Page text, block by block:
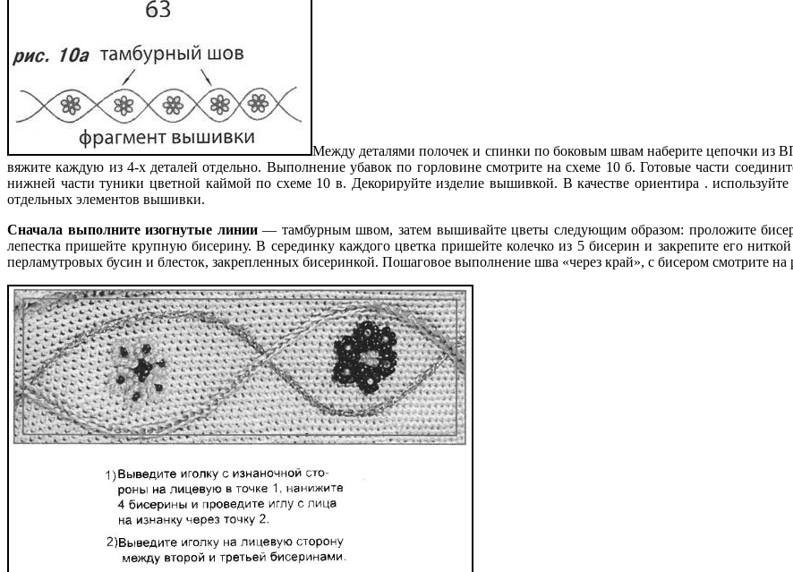
Между деталями полочек и спинки по боковым швам наберите цепочки из
вяжите каждую из 4-х деталей отдельно. Выполнение убавок по горловине смотрите на схеме 10 б. Готовые части
нижней части туники цветной каймой по схеме 10 в. Декорируйте изделие вышивкой. В качестве ориентира .
отдельных элементов вышивки.
Сначала выполните изогнутые линии— тамбурным швом, затем вышивайте цветы следующим образом: проложите
лепестка пришейте крупную бисерину. В серединку каждого цветка пришейте колечко из 5 бисерин и закрепите его
перламутровых бусин и блесток, закрепленных бисеринкой. Пошаговое выполнение шва «через край», с бисером смотрите на